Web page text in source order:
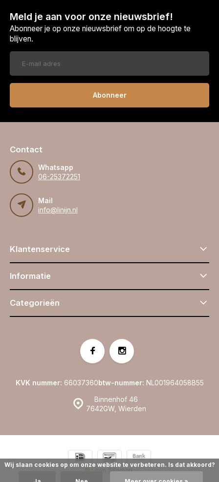
Meld je aan voor onze nieuwsbrief!
Abonneer je op onze nieuwsbrief om op de hoogte te
blijven.
Abonneer
Contact
Whatsapp
06-25372251
Mail
info@linijn.nl
Klantenservice
Informatie
Categorieën
Binnenhof 46
7642GW, Wierden
KVK nummer: 66037360btw-nummer: NL001964058B55
© Linijn Sitemap
Wij slaan cookies op om onze website te verbeteren. Is dat akkoord?